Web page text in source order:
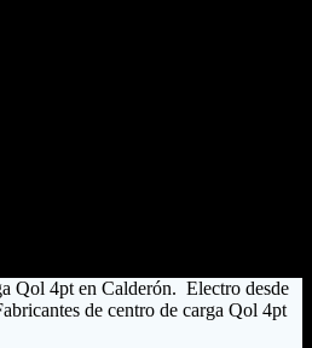
Qol 4pt en Calderón. Electro desde
de centro de carga Qol 4pt